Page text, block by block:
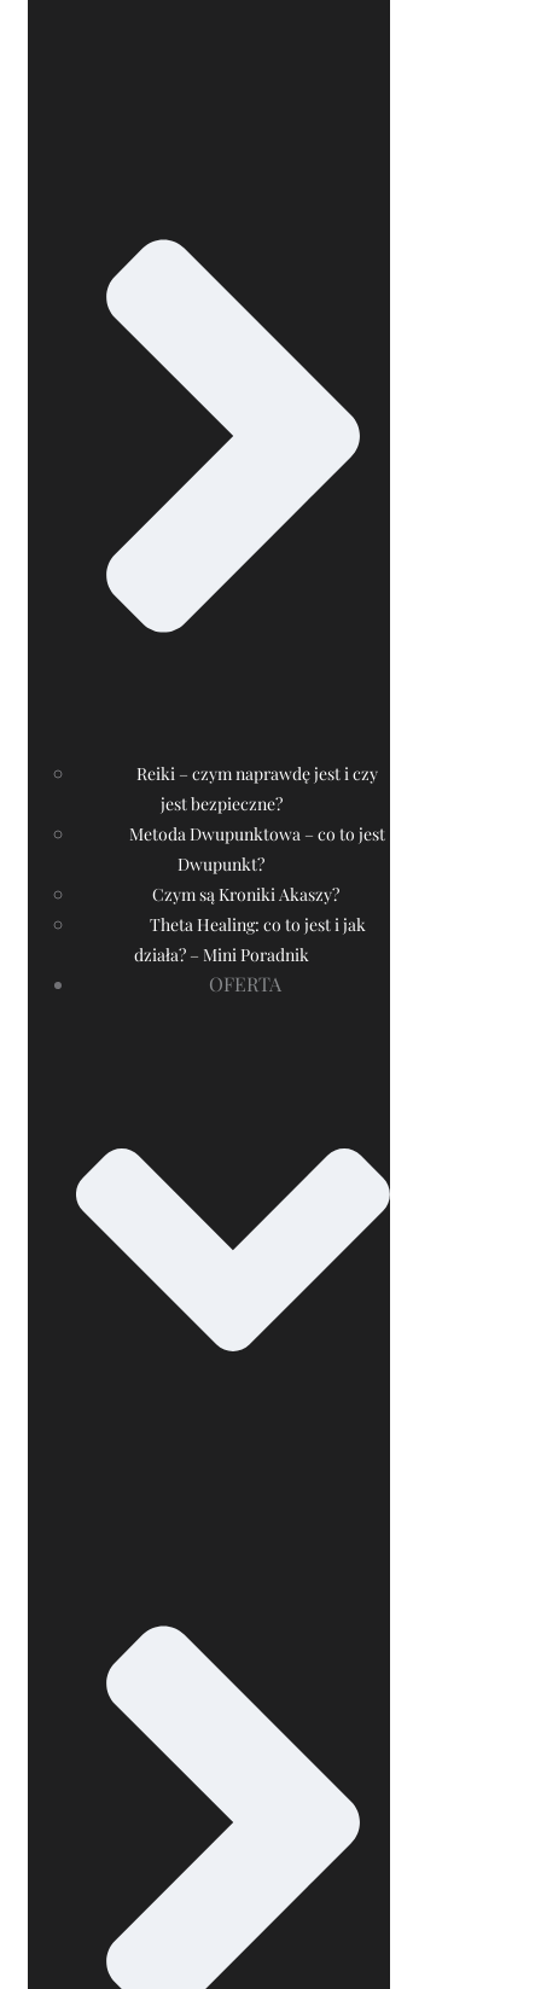
Reiki – czym naprawdę jest i czy
jest bezpieczne?
Metoda Dwupunktowa – co to jest
Dwupunkt?
Czym są Kroniki Akaszy?
Theta Healing: co to jest i jak
działa? – Mini Poradnik
OFERTA